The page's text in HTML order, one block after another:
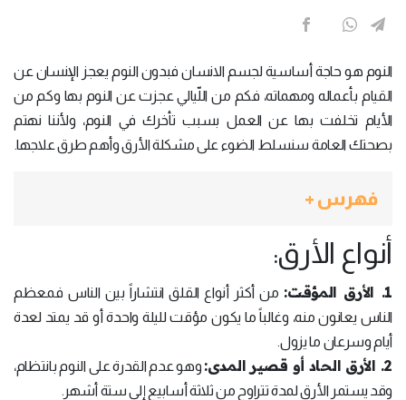
النوم هو حاجة أساسية لجسم الانسان فبدون النوم يعجز الإنسان عن
القيام بأعماله ومهماته، فكم من اللّيالي عجزت عن النوم بها وكم من
الأيام تخلفت بها عن العمل بسبب تأخرك في النوم، ولأننا نهتم
بصحتك العامة سنسلط الضوء على مشكلة الأرق وأهم طرق علاجها.
فهرس +
أنواع الأرق:
1. الأرق المؤقت:
من أكثر أنواع القلق انتشاراً بين الناس فمعظم
الناس يعانون منه، وغالباً ما يكون مؤقت لليلة واحدة أو قد يمتد لعدة
أيام وسرعان ما يزول.
2. الأرق الحاد أو قصير المدى:
وهو عدم القدرة على النوم بانتظام،
وقد يستمر الأرق لمدة تتراوح من ثلاثة أسابيع إلى ستة أشهر.